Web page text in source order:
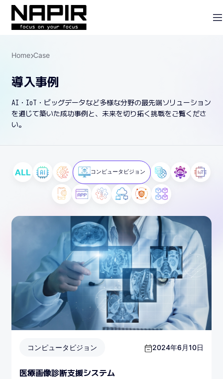
Home Case
導入事例
AI・IoT・ビッグデータなど多様な分野の最先端ソリューション
を通じて築いた成功事例と、未来を切り拓く挑戦をご覧くださ
い。
コンピュータビジョン
コンピュータビジョン 2024年6月10日
医療画像診断支援システム